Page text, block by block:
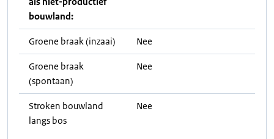
bouwland:
Groene braak (inzaai) Nee
Groene braak
(spontaan)
Nee
Stroken bouwland
langs bos
Nee